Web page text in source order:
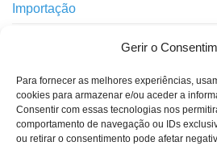
Gerir o
Para fornecer as melhores experiências,
cookies para armazenar e/ou aceder a
Consentir com essas tecnologias nos
comportamento de navegação ou IDs
ou retirar o consentimento pode afetar
Importação
Layers
Notícias